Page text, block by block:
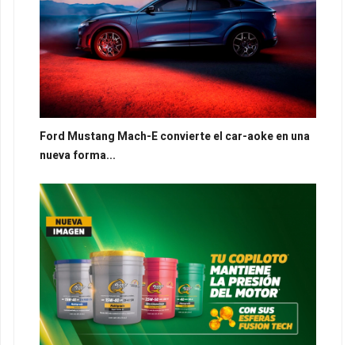
Ford Mustang Mach-E convierte el car-aoke en una
nueva forma...